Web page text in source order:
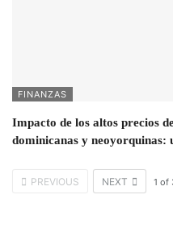
FINANZAS
Impacto de los altos precios
dominicanas y neoyorquinas:
PREVIOUS NEXT 1 of